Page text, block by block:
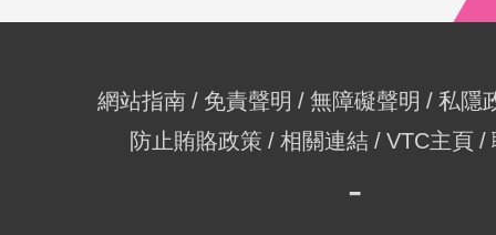
網站指南 免責聲明 無障礙聲明
私隱
防止賄賂政策
相關連結 VTC主頁